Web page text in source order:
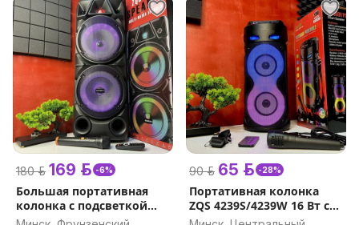
180 р. 169 р. -6%
Большая портативная
колонка с подсветкой
Speaker ZQS 8210 40w Вт
90 р. 65 р. -28%
Портативная колонка
ZQS 4239S/4239W 16 Вт с
микрофоном,